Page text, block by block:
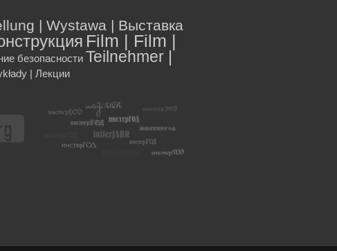
| Wystawa | Выставка
Film | Film |
безопасности Teilnehmer |
| Лекции